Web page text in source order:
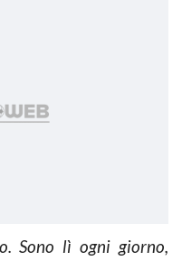
Sono lì ogni giorno,